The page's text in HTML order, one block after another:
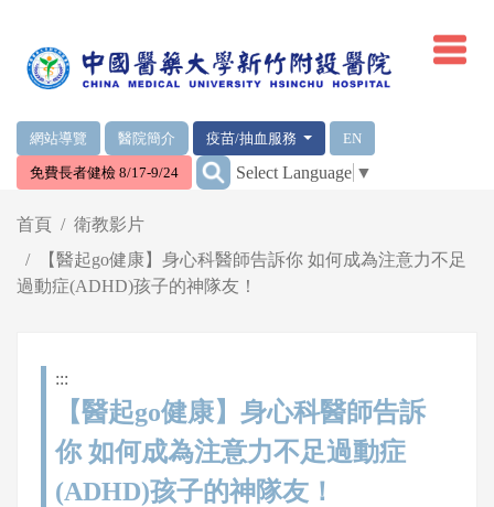
網站導覽 醫院簡介 疫苗/抽血服務 EN
免費長者健檢 8/17-9/24 ::: Select Language ▼
首頁
衛教影片
【醫起go健康】身心科醫師告訴你 如何成為注意力不足
過動症(ADHD)孩子的神隊友！
:::
【醫起go健康】身心科醫師告訴
你 如何成為注意力不足過動症
(ADHD)孩子的神隊友！